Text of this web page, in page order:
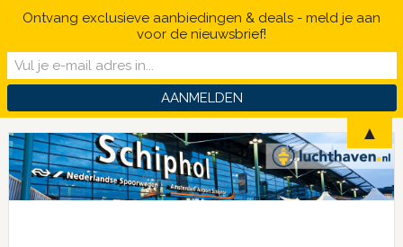
Ontvang exclusieve aanbiedingen & deals - meld je aan
voor de nieuwsbrief!
▲